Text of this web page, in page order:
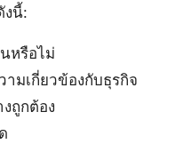
งนี้:
หรือไม่
มเกี่ยวข้องกับธุรกิจ
ถูกต้อง